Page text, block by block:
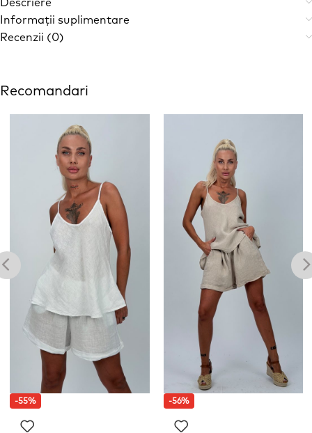
Informații suplimentare
Recenzii (0)
Recomandari
-55% -56%